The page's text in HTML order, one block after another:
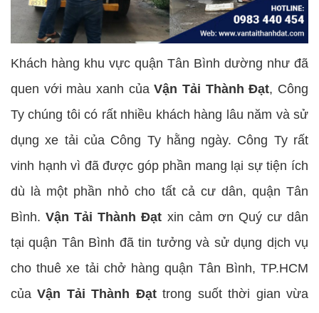
Khách hàng khu vực quận Tân Bình dường như đã
quen với màu xanh củaVận Tải Thành Đạt, Công
Ty chúng tôi có rất nhiều khách hàng lâu năm và sử
dụng xe tải của Công Ty hằng ngày. Công Ty rất
vinh hạnh vì đã được góp phần mang lại sự tiện ích
dù là một phần nhỏ cho tất cả cư dân, quận Tân
Bình.Vận Tải Thành Đạt xin cảm ơn Quý cư dân
tại quận Tân Bình đã tin tưởng và sử dụng dịch vụ
cho thuê xe tải chở hàng quận Tân Bình, TP.HCM
củaVận Tải Thành Đạttrong suốt thời gian vừa